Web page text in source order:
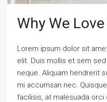
Why We
Lorem ipsum dolor sit
elit. Duis mollis et sem
neque. Aliquam hendrerit
mi accumsan nec.
facilisis, at malesuada